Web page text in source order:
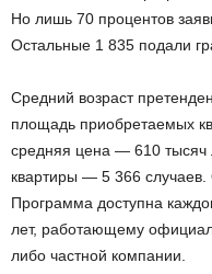
Но лишь 70 процентов
Остальные 1 835 подали
Средний возраст
площадь приобретаемых
средняя цена — 610 тысяч
квартиры — 5 366
Программа доступна
лет, работающему
либо частной компании.